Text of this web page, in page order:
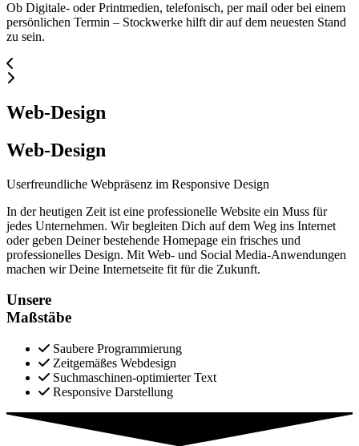
Ob Digitale- oder Printmedien, telefonisch, per mail oder bei einem
persönlichen Termin – Stockwerke hilft dir auf dem neuesten Stand
zu sein.
Web-Design
Web-Design
Userfreundliche Webpräsenz im Responsive Design
In der heutigen Zeit ist eine professionelle Website ein Muss für
jedes Unternehmen. Wir begleiten Dich auf dem Weg ins Internet
oder geben Deiner bestehende Homepage ein frisches und
professionelles Design. Mit Web- und Social Media-Anwendungen
machen wir Deine Internetseite fit für die Zukunft.
Unsere
Maßstäbe
Saubere Programmierung
Zeitgemäßes Webdesign
Suchmaschinen-optimierter Text
Responsive Darstellung